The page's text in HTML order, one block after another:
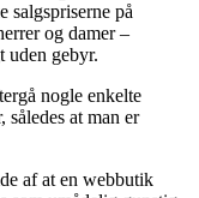
salgspriserne på
og damer –
uden gebyr.
nogle enkelte
således at man er
af at en webbutik